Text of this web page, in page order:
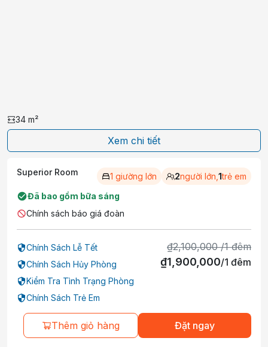
34 m²
Xem chi tiết
Superior Room 1 giường lớn 2người lớn, 1trẻ em
Đã bao gồm bữa sáng
Chính sách báo giá đoàn
Chính Sách Lễ Tết
Chính Sách Hủy Phòng
Kiểm Tra Tình Trạng Phòng
Chính Sách Trẻ Em
₫2,100,000 /1 đêm
₫1,900,000/1 đêm
Thêm giỏ hàng Đặt ngay